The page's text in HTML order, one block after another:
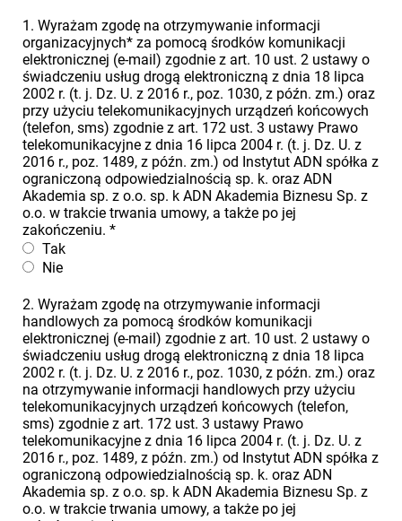
1. Wyrażam zgodę na otrzymywanie informacji
organizacyjnych* za pomocą środków komunikacji
elektronicznej (e-mail) zgodnie z art. 10 ust. 2 ustawy o
świadczeniu usług drogą elektroniczną z dnia 18 lipca
2002 r. (t. j. Dz. U. z 2016 r., poz. 1030, z późn. zm.) oraz
przy użyciu telekomunikacyjnych urządzeń końcowych
(telefon, sms) zgodnie z art. 172 ust. 3 ustawy Prawo
telekomunikacyjne z dnia 16 lipca 2004 r. (t. j. Dz. U. z
2016 r., poz. 1489, z późn. zm.) od Instytut ADN spółka z
ograniczoną odpowiedzialnością sp. k. oraz ADN
Akademia sp. z o.o. sp. k ADN Akademia Biznesu Sp. z
o.o. w trakcie trwania umowy, a także po jej
zakończeniu. *
Tak
Nie
2. Wyrażam zgodę na otrzymywanie informacji
handlowych za pomocą środków komunikacji
elektronicznej (e-mail) zgodnie z art. 10 ust. 2 ustawy o
świadczeniu usług drogą elektroniczną z dnia 18 lipca
2002 r. (t. j. Dz. U. z 2016 r., poz. 1030, z późn. zm.) oraz
na otrzymywanie informacji handlowych przy użyciu
telekomunikacyjnych urządzeń końcowych (telefon,
sms) zgodnie z art. 172 ust. 3 ustawy Prawo
telekomunikacyjne z dnia 16 lipca 2004 r. (t. j. Dz. U. z
2016 r., poz. 1489, z późn. zm.) od Instytut ADN spółka z
ograniczoną odpowiedzialnością sp. k. oraz ADN
Akademia sp. z o.o. sp. k ADN Akademia Biznesu Sp. z
o.o. w trakcie trwania umowy, a także po jej